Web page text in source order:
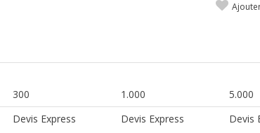
300 1.000 5.000
Devis Express Devis Express Devis